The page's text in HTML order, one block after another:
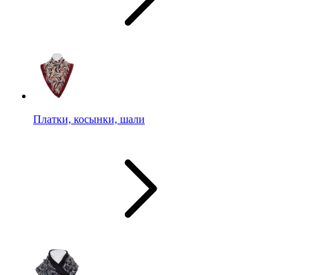
Платки, косынки, шали